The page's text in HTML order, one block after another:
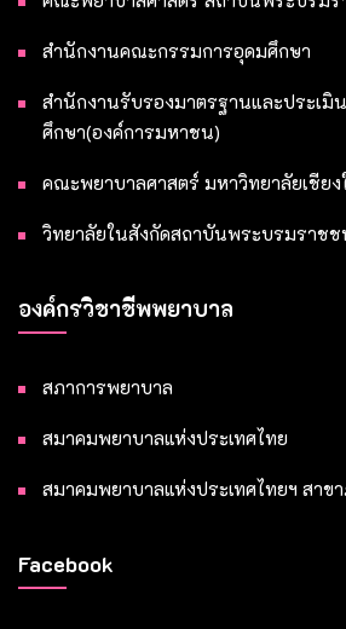
สำนักงานคณะกรรมการอุดมศึกษา
สำนักงานรับรองมาตรฐานและประเ
ศึกษา(องค์การมหาชน)
คณะพยาบาลศาสตร์ มหาวิทยาลัยเชียง
วิทยาลัยในสังกัดสถาบันพระบรมราช
องค์กรวิชาชีพพยาบาล
สภาการพยาบาล
สมาคมพยาบาลแห่งประเทศไทย
สมาคมพยาบาลแห่งประเทศไทยฯ สาข
Facebook